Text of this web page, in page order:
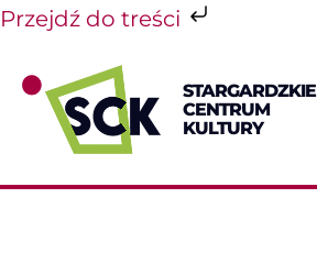
Przejdź do treści
do
zawartości
STARGARDZKIE
CENTRUM
KULTURY